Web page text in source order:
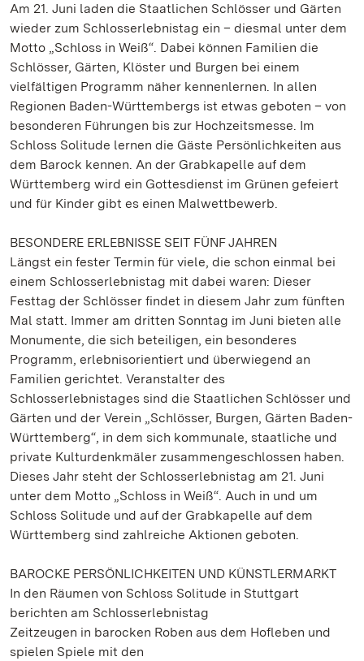
Am 21. Juni laden die Staatlichen Schlösser und Gärten
wieder zum Schlosserlebnistag ein – diesmal unter dem
Motto „Schloss in Weiß“. Dabei können Familien die
Schlösser, Gärten, Klöster und Burgen bei einem
vielfältigen Programm näher kennenlernen. In allen
Regionen Baden-Württembergs ist etwas geboten – von
besonderen Führungen bis zur Hochzeitsmesse. Im
Schloss Solitude lernen die Gäste Persönlichkeiten aus
dem Barock kennen. An der Grabkapelle auf dem
Württemberg wird ein Gottesdienst im Grünen gefeiert
und für Kinder gibt es einen Malwettbewerb.
BESONDERE ERLEBNISSE SEIT FÜNF JAHREN
Längst ein fester Termin für viele, die schon einmal bei
einem Schlosserlebnistag mit dabei waren: Dieser
Festtag der Schlösser findet in diesem Jahr zum fünften
Mal statt. Immer am dritten Sonntag im Juni bieten alle
Monumente, die sich beteiligen, ein besonderes
Programm, erlebnisorientiert und überwiegend an
Familien gerichtet. Veranstalter des
Schlosserlebnistages sind die Staatlichen Schlösser und
Gärten und der Verein „Schlösser, Burgen, Gärten Baden-
Württemberg“, in dem sich kommunale, staatliche und
private Kulturdenkmäler zusammengeschlossen haben.
Dieses Jahr steht der Schlosserlebnistag am 21. Juni
unter dem Motto „Schloss in Weiß“. Auch in und um
Schloss Solitude und auf der Grabkapelle auf dem
Württemberg sind zahlreiche Aktionen geboten.
BAROCKE PERSÖNLICHKEITEN UND KÜNSTLERMARKT
In den Räumen von Schloss Solitude in Stuttgart
berichten am Schlosserlebnistag
Zeitzeugen in barocken Roben aus dem Hofleben und
spielen Spiele mit den